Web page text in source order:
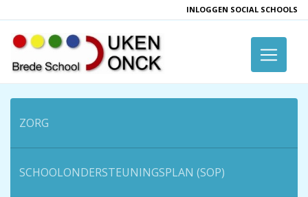
INLOGGEN SOCIAL SCHOOLS
ZORG
SCHOOLONDERSTEUNINGSPLAN (SOP)